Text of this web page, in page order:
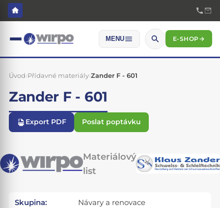
MENU E-SHOP→
Úvod›Přídavné materiály›Zander F - 601
Zander F - 601
Export PDF Poslat poptávku
Materiálový
list
Skupina: Návary a renovace